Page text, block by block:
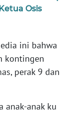
Osis
ini bahwa
kontingen
perak 9 dan
anak-anak ku